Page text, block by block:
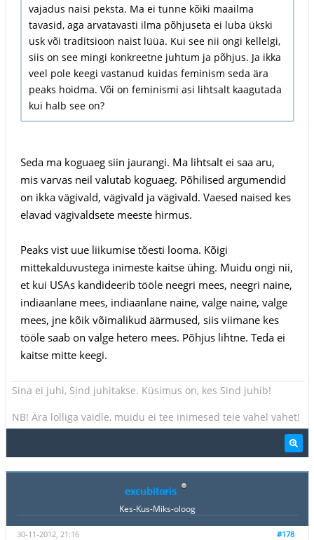
vajadus naisi peksta. Ma ei tunne kõiki maailma
tavasid, aga arvatavasti ilma põhjuseta ei luba ükski
usk või traditsioon naist lüüa. Kui see nii ongi kellelgi,
siis on see mingi konkreetne juhtum ja põhjus. Ja ikka
veel pole keegi vastanud kuidas feminism seda ära
peaks hoidma. Või on feminismi asi lihtsalt kaagutada
kui halb see on?
Seda ma koguaeg siin jaurangi. Ma lihtsalt ei saa aru,
mis varvas neil valutab koguaeg. Põhilised argumendid
on ikka vägivald, vägivald ja vägivald. Vaesed naised kes
elavad vägivaldsete meeste hirmus.
Peaks vist uue liikumise tõesti looma. Kõigi
mittekalduvustega inimeste kaitse ühing. Muidu ongi nii,
et kui USAs kandideerib tööle neegri mees, neegri naine,
indiaanlane mees, indiaanlane naine, valge naine, valge
mees, jne kõik võimalikud äärmused, siis viimane kes
tööle saab on valge hetero mees. Põhjus lihtne. Teda ei
kaitse mitte keegi.
Sina ei juhi, Sind juhitakse. Küsimus on, kes Sind juhib!
NB! Ära lolliga vaidle, muidu ei tee inimesed teie vahel vahet!
excubitoris
Kes-Kus-Miks-oloog
#178
30-11-2012, 21:16